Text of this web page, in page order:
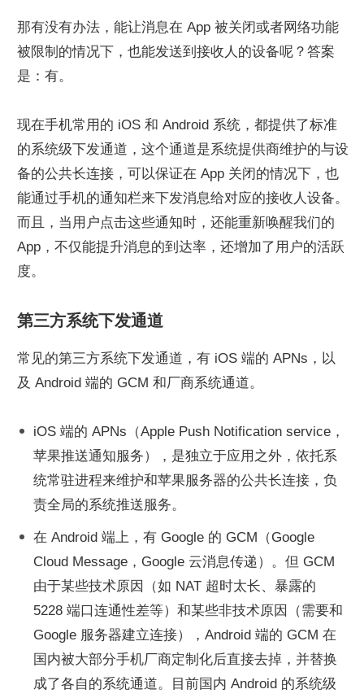
那有没有办法，能让消息在 App 被关闭或者网络功能
被限制的情况下，也能发送到接收人的设备呢？答案
是：有。
现在手机常用的 iOS 和 Android 系统，都提供了标准
的系统级下发通道，这个通道是系统提供商维护的与设
备的公共长连接，可以保证在 App 关闭的情况下，也
能通过手机的通知栏来下发消息给对应的接收人设备。
而且，当用户点击这些通知时，还能重新唤醒我们的
App，不仅能提升消息的到达率，还增加了用户的活跃
度。
第三方系统下发通道
常见的第三方系统下发通道，有 iOS 端的 APNs，以
及 Android 端的 GCM 和厂商系统通道。
iOS 端的 APNs（Apple Push Notification service，
苹果推送通知服务），是独立于应用之外，依托系
统常驻进程来维护和苹果服务器的公共长连接，负
责全局的系统推送服务。
在 Android 端上，有 Google 的 GCM（Google
Cloud Message，Google 云消息传递）。但 GCM
由于某些技术原因（如 NAT 超时太长、暴露的
5228 端口连通性差等）和某些非技术原因（需要和
Google 服务器建立连接），Android 端的 GCM 在
国内被大部分手机厂商定制化后直接去掉，并替换
成了各自的系统通道。目前国内 Android 的系统级